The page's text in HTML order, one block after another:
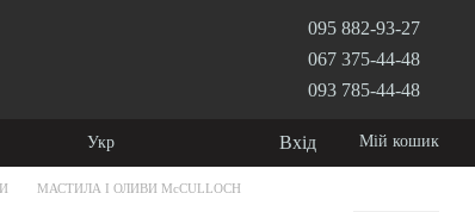
095 882-93-27
067 375-44-48
093 785-44-48
Укр Вхід Мій кошик
МАСТИЛА І ОЛИВИ McCULLOCH